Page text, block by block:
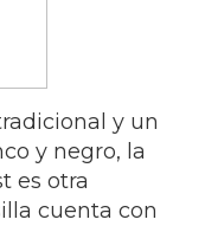
y un
y negro, la
es otra
cuenta con